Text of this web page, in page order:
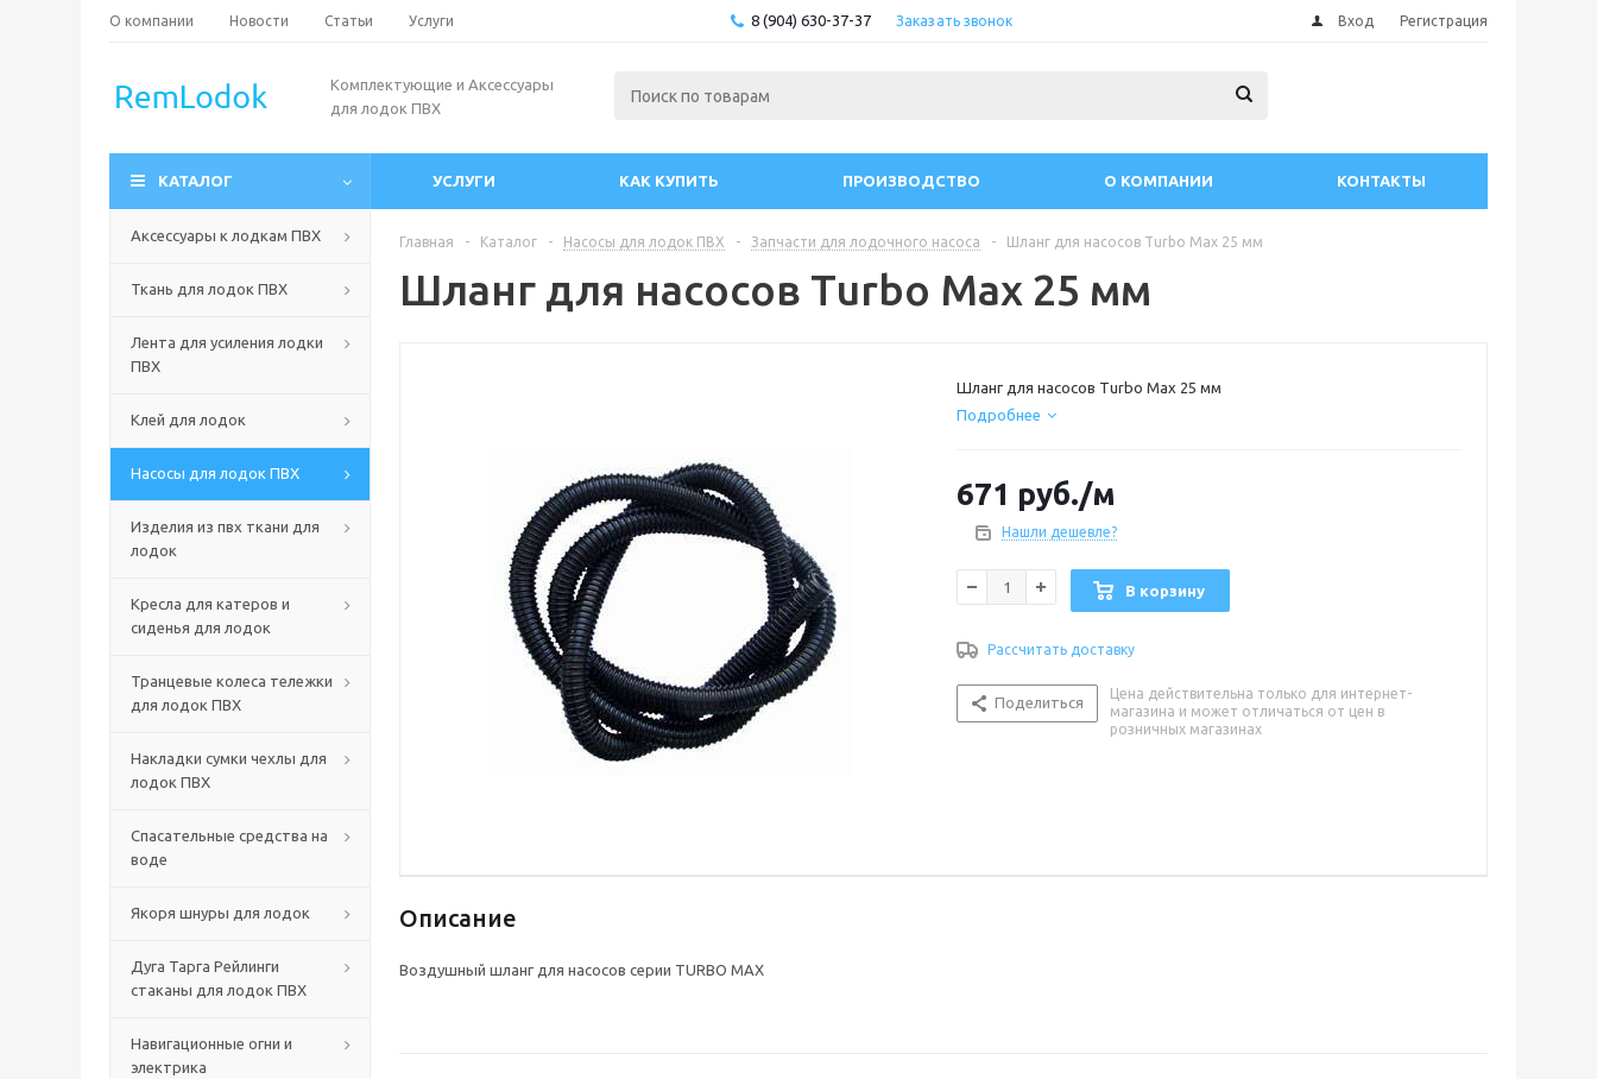
О компании Новости Статьи Услуги 8 (904) 630-37-37 Заказать звонок Вход Регистрация
Комплектующие и Аксессуары
для лодок ПВХ
КАТАЛОГ УСЛУГИ КАК КУПИТЬ ПРОИЗВОДСТВО О КОМПАНИИ КОНТАКТЫ
Аксессуары к лодкам ПВХ
Ткань для лодок ПВХ
Лента для усиления лодки
ПВХ
Клей для лодок
Насосы для лодок ПВХ
Изделия из пвх ткани для
лодок
Кресла для катеров и
сиденья для лодок
Транцевые колеса тележки
для лодок ПВХ
Накладки сумки чехлы для
лодок ПВХ
Спасательные средства на
воде
Якоря шнуры для лодок
Дуга Тарга Рейлинги
стаканы для лодок ПВХ
Навигационные огни и
электрика
Главная - Каталог - Насосы для лодок ПВХ - Запчасти для лодочного насоса - Шланг для насосов Turbo Max 25 мм
Шланг для насосов Turbo Max 25 мм
Шланг для насосов Turbo Max 25 мм
Подробнее
671 руб./м
Нашли дешевле?
В корзину
Рассчитать доставку
Поделиться
Цена действительна только для интернет-
магазина и может отличаться от цен в
розничных магазинах
Описание
Воздушный шланг для насосов серии TURBO MAX